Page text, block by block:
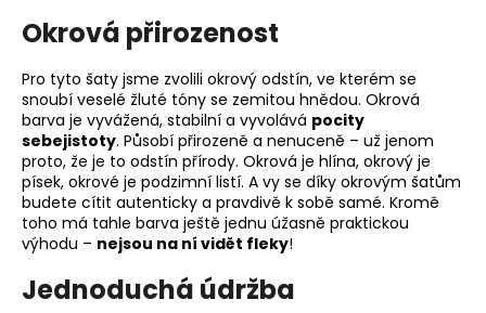
Okrová přirozenost
Pro tyto šaty jsme zvolili okrový odstín, ve kterém se
snoubí veselé žluté tóny se zemitou hnědou. Okrová
barva je vyvážená, stabilní a vyvolává pocity
sebejistoty. Působí přirozeně a nenuceně – už jenom
proto, že je to odstín přírody. Okrová je hlína, okrový je
písek, okrové je podzimní listí. A vy se díky okrovým šatům
budete cítit autenticky a pravdivě k sobě samé. Kromě
toho má tahle barva ještě jednu úžasně praktickou
výhodu – nejsou na ní vidět fleky!
Jednoduchá údržba